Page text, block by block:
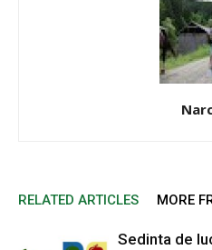
RELATED ARTICLES MORE
Sedinta de